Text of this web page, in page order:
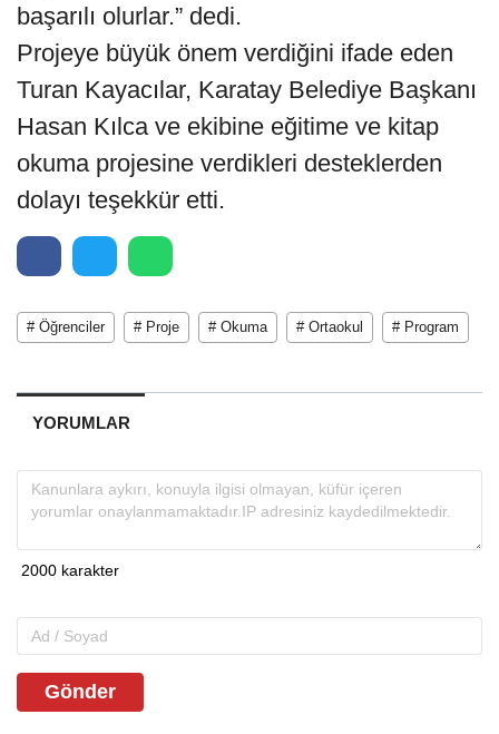
başarılı olurlar.” dedi.
Projeye büyük önem verdiğini ifade eden
Turan Kayacılar, Karatay Belediye Başkanı
Hasan Kılca ve ekibine eğitime ve kitap
okuma projesine verdikleri desteklerden
dolayı teşekkür etti.
# Öğrenciler # Proje # Okuma # Ortaokul # Program
YORUMLAR
Gönder